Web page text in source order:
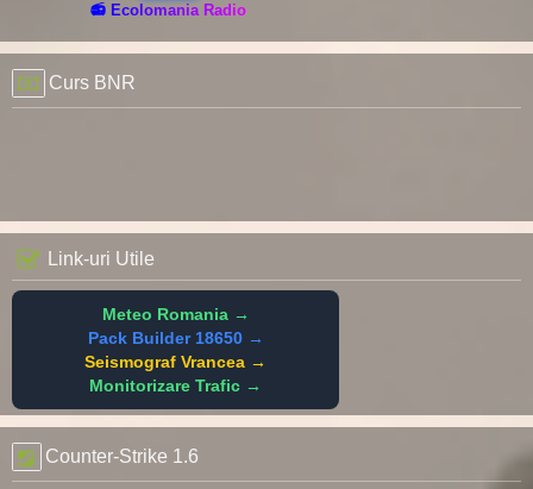
📻 Ecolomania Radio
Curs BNR
Link-uri Utile
Meteo Romania →
Pack Builder 18650 →
Seismograf Vrancea →
Monitorizare Trafic →
Counter-Strike 1.6